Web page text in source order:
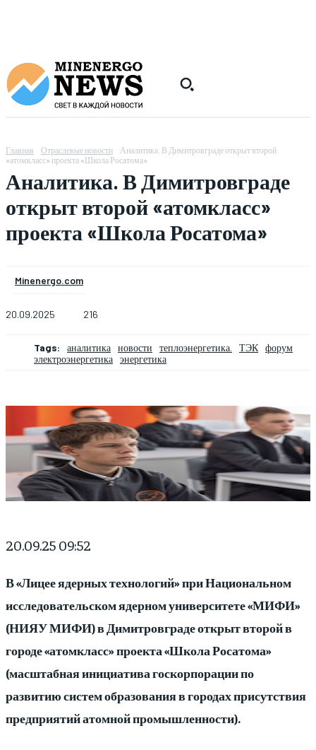
Главная Отраслевые новости
Аналитика. В Димитровграде открыт второй
«атомкласс» проекта «Школа Росатома»
Аналитика. В Димитровграде
открыт второй «атомкласс»
проекта «Школа Росатома»
Minenergo.com
20.09.2025 216
Tags: аналитика новости теплоэнергетика. ТЭК форум
электроэнергетика энергетика
20.09.25 09:52
В «Лицее ядерных технологий» при Национальном
исследовательском ядерном университете «МИФИ»
(НИЯУ МИФИ) в Димитровграде открыт второй в
городе «атомкласс» проекта «Школа Росатома»
(масштабная инициатива госкорпорации по
развитию систем образования в городах присутствия
предприятий атомной промышленности).